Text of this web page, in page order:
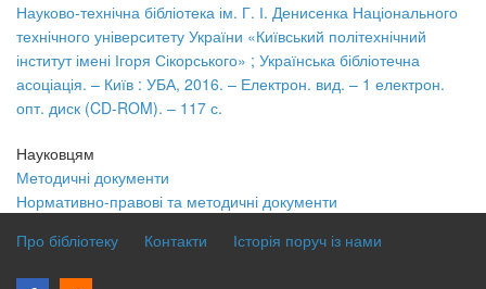
Науково-технічна бібліотека ім. Г. І. Денисенка Національного
технічного університету України «Київський політехнічний
інститут імені Ігоря Сікорського» ; Українська бібліотечна
асоціація. – Київ : УБА, 2016. – Електрон. вид. – 1 електрон.
опт. диск (CD-ROM). – 117 с.
Науковцям
Методичні документи
Нормативно-правові та методичні документи
Про бібліотеку
Контакти Історія поруч із нами